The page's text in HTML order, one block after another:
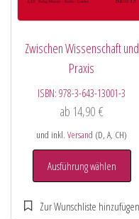
Zwischen Wissenschaft und
Praxis
ISBN:978-3-643-13001-3
ab 14,90€
und inkl.Versand (D, A, CH)
Ausführung wählen